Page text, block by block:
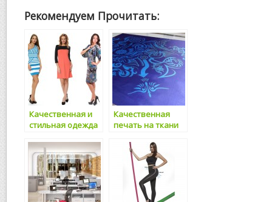
Рекомендуем Прочитать:
Качественная и
стильная одежда
Качественная
печать на ткани